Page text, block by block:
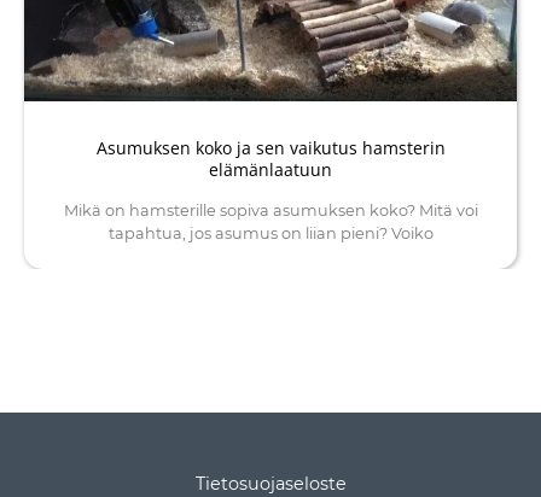
Asumuksen koko ja sen vaikutus hamsterin
elämänlaatuun
Mikä on hamsterille sopiva asumuksen koko? Mitä voi
tapahtua, jos asumus on liian pieni? Voiko
Tietosuojaseloste